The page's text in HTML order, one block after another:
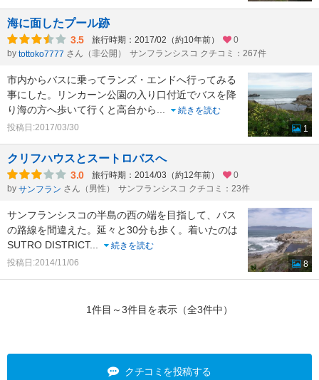
海に面したプール跡
3.5 旅行時期：2017/02（約10年前）
0
by tottoko7777 さん（非公開） サンフランシスコ クチコミ：267件
市内からバスに乗ってランズ・エンドへ行ってみる
事にした。リンカーン公園の入り口付近でバスを降
り海の方へ歩いて行くと高台から...
続きを読む
投稿日:2017/03/30
1
クリフハウスとスートロバスへ
3.0 旅行時期：2014/03（約12年前）
0
by サンフラン さん（男性） サンフランシスコ クチコミ：23件
サンフランシスコの半島の西の端を目指して、バス
の路線を間違えた。延々と30分も歩く。着いたのは
SUTRO DISTRICT...
続きを読む
投稿日:2014/11/06
8
1件目～3件目を表示（全3件中）
クチコミを投稿する